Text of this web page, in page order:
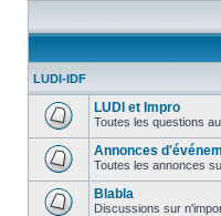
LUDI-IDF
LUDI et Impro
Toutes les questions
Annonces
Toutes les annonces
Blabla
Discussions sur